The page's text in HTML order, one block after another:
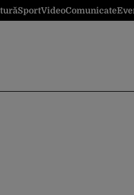
SportVideoComunicate